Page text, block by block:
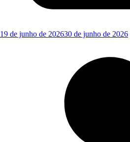
19 de junho de 202630 de junho de 2026